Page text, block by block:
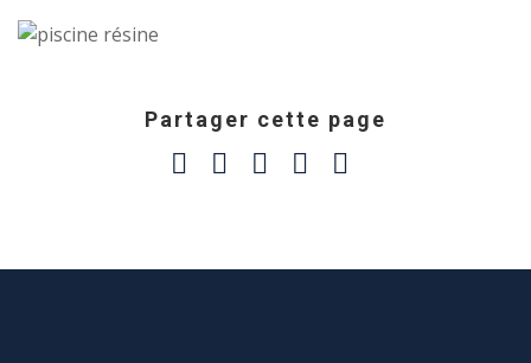
Partager cette page